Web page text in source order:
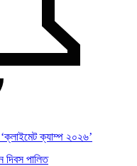
ক্যাম্প ২০২৬’
দিবস পালিত